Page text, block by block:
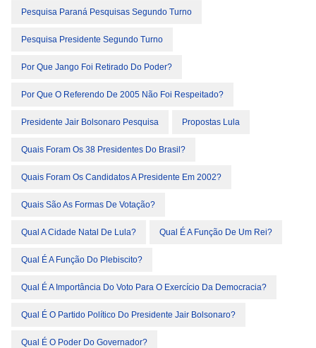
Pesquisa Paraná Pesquisas Segundo Turno
Pesquisa Presidente Segundo Turno
Por Que Jango Foi Retirado Do Poder?
Por Que O Referendo De 2005 Não Foi Respeitado?
Presidente Jair Bolsonaro Pesquisa Propostas Lula
Quais Foram Os 38 Presidentes Do Brasil?
Quais Foram Os Candidatos A Presidente Em 2002?
Quais São As Formas De Votação?
Qual A Cidade Natal De Lula? Qual É A Função De Um Rei?
Qual É A Função Do Plebiscito?
Qual É A Importância Do Voto Para O Exercício Da Democracia?
Qual É O Partido Político Do Presidente Jair Bolsonaro?
Qual É O Poder Do Governador?